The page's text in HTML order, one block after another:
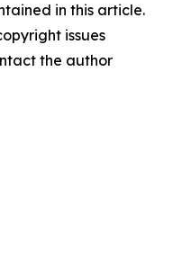
in this article.
issues
the author